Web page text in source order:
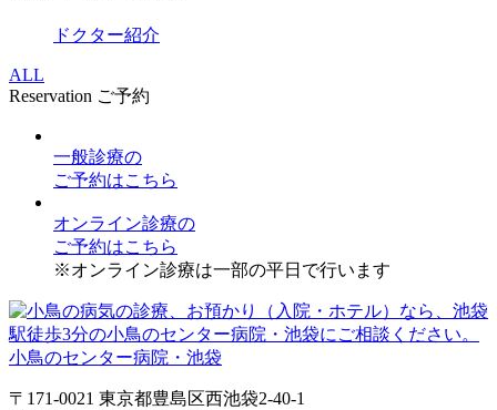
ドクター紹介
ALL
Reservation ご予約
一般診療の
ご予約はこちら
オンライン診療の
ご予約はこちら
※オンライン診療は一部の平日で行います
小鳥のセンター病院・池袋
〒171-0021 東京都豊島区西池袋2-40-1